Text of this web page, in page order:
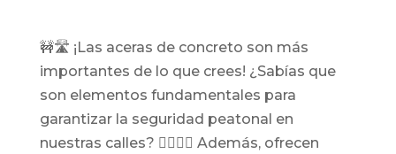
🚧🛣️ ¡Las aceras de concreto son más
importantes de lo que crees! ¿Sabías que
son elementos fundamentales para
garantizar la seguridad peatonal en
nuestras calles? 🚶‍♀️🚶‍♂️ Además, ofrecen